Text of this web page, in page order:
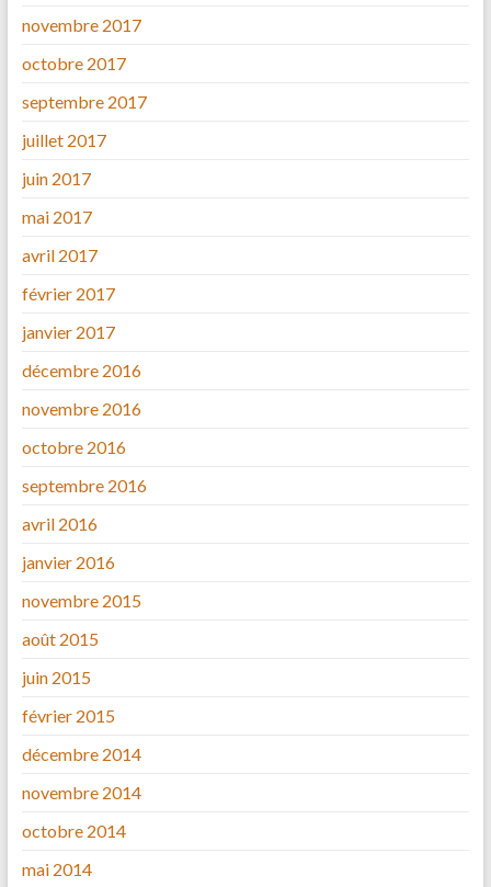
novembre 2017
octobre 2017
septembre 2017
juillet 2017
juin 2017
mai 2017
avril 2017
février 2017
janvier 2017
décembre 2016
novembre 2016
octobre 2016
septembre 2016
avril 2016
janvier 2016
novembre 2015
août 2015
juin 2015
février 2015
décembre 2014
novembre 2014
octobre 2014
mai 2014